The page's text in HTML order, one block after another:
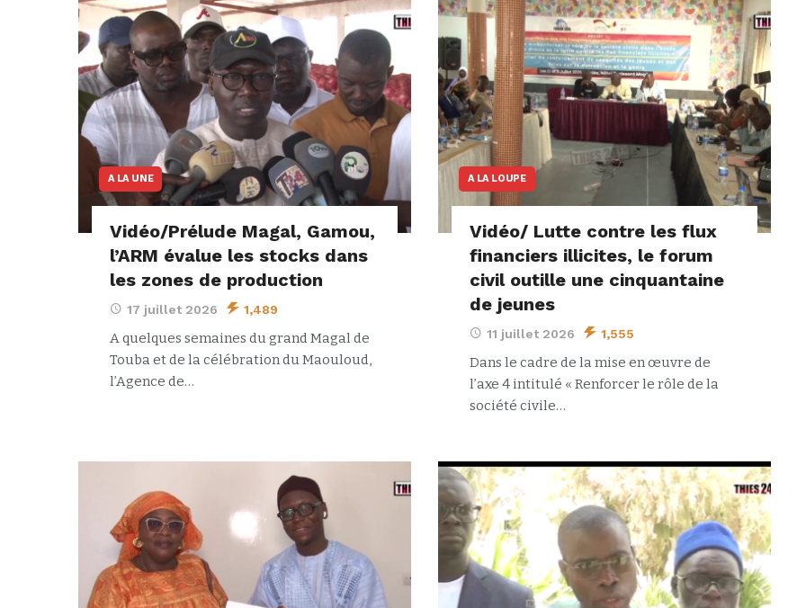
A LA UNE
Vidéo/Prélude Magal, Gamou,
l’ARM évalue les stocks dans
les zones de production
17 juillet 2026 1,489
A quelques semaines du grand Magal de
Touba et de la célébration du Maouloud,
l’Agence de…
A LA LOUPE
Vidéo/ Lutte contre les flux
financiers illicites, le forum
civil outille une cinquantaine
de jeunes
11 juillet 2026 1,555
Dans le cadre de la mise en œuvre de
l’axe 4 intitulé « Renforcer le rôle de la
société civile…